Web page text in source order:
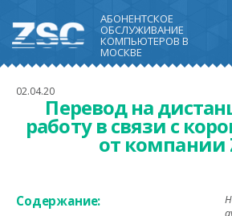
АБОНЕНТСКОЕ
ОБСЛУЖИВАНИЕ
КОМПЬЮТЕРОВ В
МОСКВЕ
02.04.20
Перевод на
работу в связи с
от компании
Содержание: